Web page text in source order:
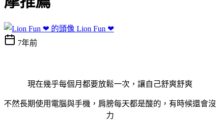
Lion Fun ❤
7年前
現在幾乎每個月都要放鬆一次，讓自己舒爽舒爽
不然長期使用電腦與手機，肩膀每天都是酸的，有時候還會沒
力